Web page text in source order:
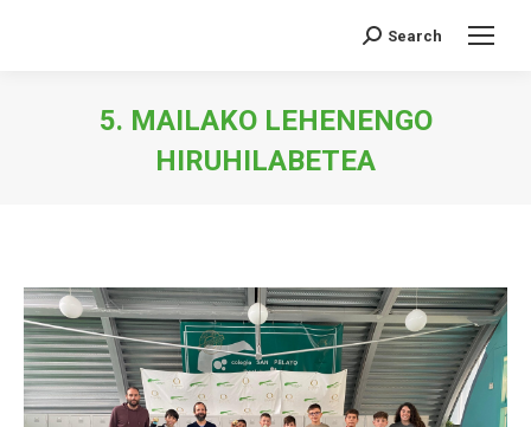
Search:
Search
5. MAILAKO LEHENENGO
HIRUHILABETEA